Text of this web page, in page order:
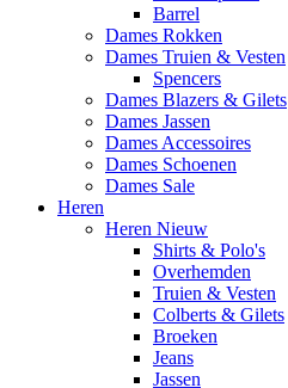
Barrel
Dames Rokken
Dames Truien & Vesten
Spencers
Dames Blazers & Gilets
Dames Jassen
Dames Accessoires
Dames Schoenen
Dames Sale
Heren
Heren Nieuw
Shirts & Polo's
Overhemden
Truien & Vesten
Colberts & Gilets
Broeken
Jeans
Jassen